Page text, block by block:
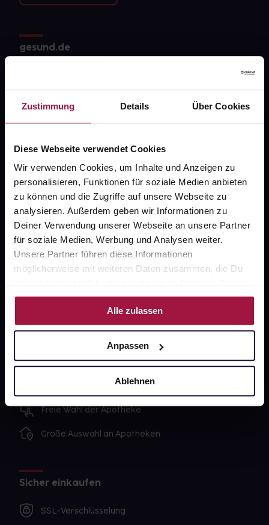
Zustimmung Details Über Cookies
Diese Webseite verwendet Cookies
Wir verwenden Cookies, um Inhalte und Anzeigen zu
personalisieren, Funktionen für soziale Medien anbieten
zu können und die Zugriffe auf unsere Webseite zu
analysieren. Außerdem geben wir Informationen zu
Deiner Verwendung unserer Webseite an unsere Partner
für soziale Medien, Werbung und Analysen weiter.
Unsere Partner führen diese Informationen
möglicherweise mit weiteren Daten zusammen, die Du
Nutzung der Dienste gesammelt haben.
Alle zulassen
Anpassen
Ablehnen
gesund.de
PAYBACK
gesund-versorger.de
Sanitätshäuser
Datenschutz
AGB
Impressum
Unsere Vorteile
Ausgewählte Wunschprodukte sofort abholbereit
selben Tag möglich
Freie Wahl der Apotheke
Große Auswahl an Apotheken
Sicher einkaufen
SSL-Verschlüsselung